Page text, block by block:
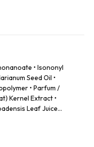
• Isononyl
Seed Oil •
• Parfum /
Kernel Extract •
Leaf Juice
Extract •